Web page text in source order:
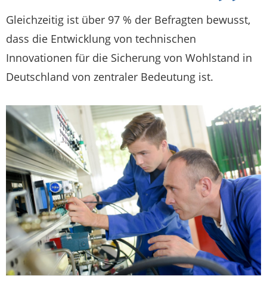
Gleichzeitig ist über 97 % der Befragten bewusst,
dass die Entwicklung von technischen
Innovationen für die Sicherung von Wohlstand in
Deutschland von zentraler Bedeutung ist.